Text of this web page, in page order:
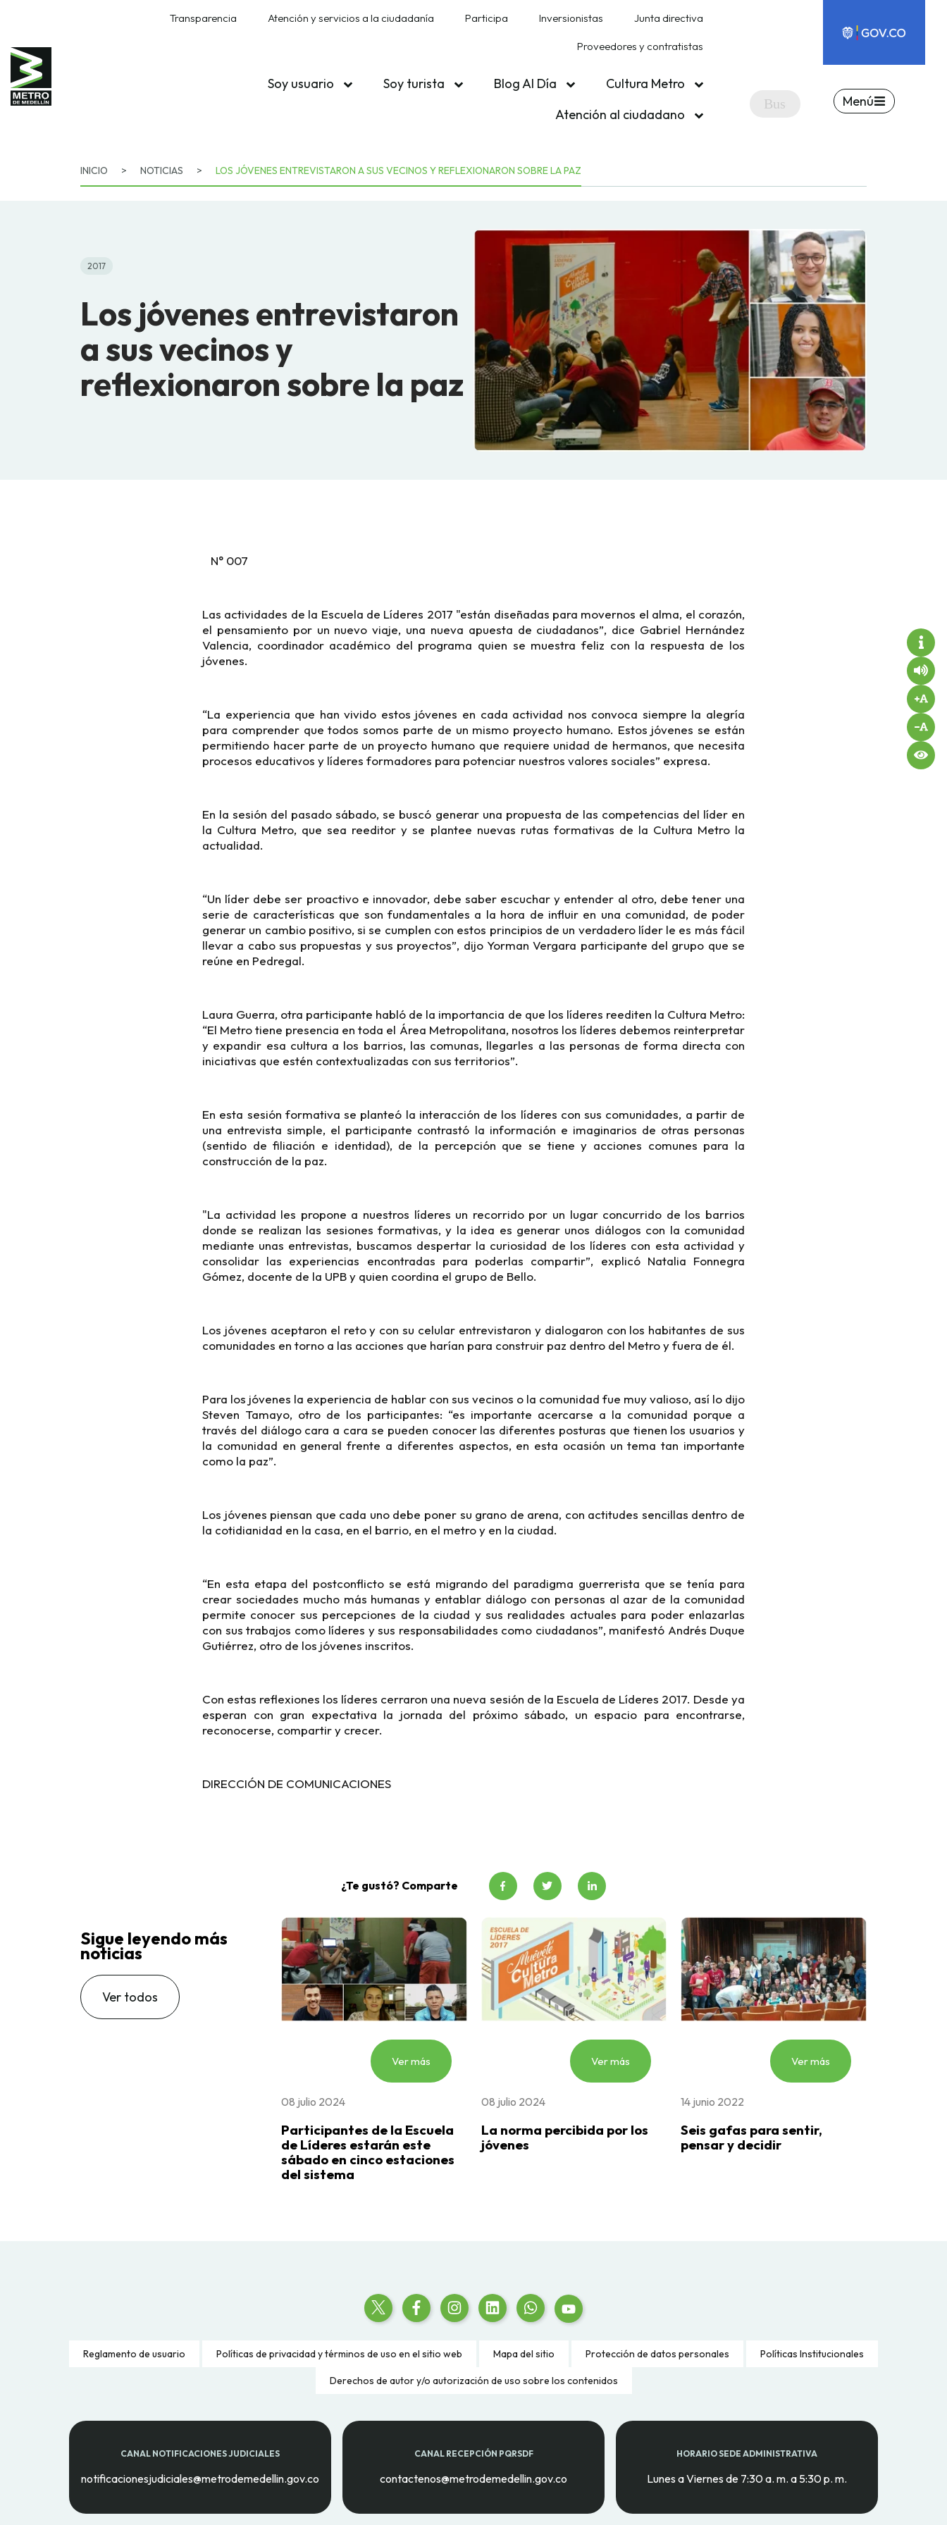
Transparencia Atención y servicios a la ciudadanía Participa Inversionistas Junta directiva
Proveedores y contratistas
Soy usuario Soy turista Blog Al Día
Cultura Metro
Atención al ciudadano
Menú
INICIO > NOTICIAS > LOS JÓVENES ENTREVISTARON A SUS VECINOS Y REFLEXIONARON SOBRE LA PAZ
2017
Los jóvenes entrevistaron
a sus vecinos y
reflexionaron sobre la paz
N° 007
Las actividades de la Escuela de Líderes 2017 "están diseñadas para movernos el alma, el corazón,
el pensamiento por un nuevo viaje, una nueva apuesta de ciudadanos”, dice Gabriel Hernández
Valencia, coordinador académico del programa quien se muestra feliz con la respuesta de los
jóvenes.
“La experiencia que han vivido estos jóvenes en cada actividad nos convoca siempre la alegría
para comprender que todos somos parte de un mismo proyecto humano. Estos jóvenes se están
permitiendo hacer parte de un proyecto humano que requiere unidad de hermanos, que necesita
procesos educativos y líderes formadores para potenciar nuestros valores sociales” expresa.
En la sesión del pasado sábado, se buscó generar una propuesta de las competencias del líder en
la Cultura Metro, que sea reeditor y se plantee nuevas rutas formativas de la Cultura Metro la
actualidad.
“Un líder debe ser proactivo e innovador, debe saber escuchar y entender al otro, debe tener una
serie de características que son fundamentales a la hora de influir en una comunidad, de poder
generar un cambio positivo, si se cumplen con estos principios de un verdadero líder le es más fácil
llevar a cabo sus propuestas y sus proyectos”, dijo Yorman Vergara participante del grupo que se
reúne en Pedregal.
Laura Guerra, otra participante habló de la importancia de que los líderes reediten la Cultura Metro:
“El Metro tiene presencia en toda el Área Metropolitana, nosotros los líderes debemos reinterpretar
y expandir esa cultura a los barrios, las comunas, llegarles a las personas de forma directa con
iniciativas que estén contextualizadas con sus territorios”.
En esta sesión formativa se planteó la interacción de los líderes con sus comunidades, a partir de
una entrevista simple, el participante contrastó la información e imaginarios de otras personas
(sentido de filiación e identidad), de la percepción que se tiene y acciones comunes para la
construcción de la paz.
"La actividad les propone a nuestros líderes un recorrido por un lugar concurrido de los barrios
donde se realizan las sesiones formativas, y la idea es generar unos diálogos con la comunidad
mediante unas entrevistas, buscamos despertar la curiosidad de los líderes con esta actividad y
consolidar las experiencias encontradas para poderlas compartir”, explicó Natalia Fonnegra
Gómez, docente de la UPB y quien coordina el grupo de Bello.
Los jóvenes aceptaron el reto y con su celular entrevistaron y dialogaron con los habitantes de sus
comunidades en torno a las acciones que harían para construir paz dentro del Metro y fuera de él.
Para los jóvenes la experiencia de hablar con sus vecinos o la comunidad fue muy valioso, así lo dijo
Steven Tamayo, otro de los participantes: “es importante acercarse a la comunidad porque a
través del diálogo cara a cara se pueden conocer las diferentes posturas que tienen los usuarios y
la comunidad en general frente a diferentes aspectos, en esta ocasión un tema tan importante
como la paz”.
Los jóvenes piensan que cada uno debe poner su grano de arena, con actitudes sencillas dentro de
la cotidianidad en la casa, en el barrio, en el metro y en la ciudad.
“En esta etapa del postconflicto se está migrando del paradigma guerrerista que se tenía para
crear sociedades mucho más humanas y entablar diálogo con personas al azar de la comunidad
permite conocer sus percepciones de la ciudad y sus realidades actuales para poder enlazarlas
con sus trabajos como líderes y sus responsabilidades como ciudadanos”, manifestó Andrés Duque
Gutiérrez, otro de los jóvenes inscritos.
Con estas reflexiones los líderes cerraron una nueva sesión de la Escuela de Líderes 2017. Desde ya
esperan con gran expectativa la jornada del próximo sábado, un espacio para encontrarse,
reconocerse, compartir y crecer.
DIRECCIÓN DE COMUNICACIONES
¿Te gustó? Comparte
Sigue leyendo más
noticias
Ver todos
Ver más
08 julio 2024
Participantes de la Escuela
de Líderes estarán este
sábado en cinco estaciones
del sistema
Ver más
08 julio 2024
La norma percibida por los
jóvenes
Ver más
14 junio 2022
Seis gafas para sentir,
pensar y decidir
Reglamento de usuario Políticas de privacidad y términos de uso en el sitio web Mapa del sitio Protección de datos personales Políticas Institucionales
Derechos de autor y/o autorización de uso sobre los contenidos
CANAL NOTIFICACIONES JUDICIALES
notificacionesjudiciales@metrodemedellin.gov.co
CANAL RECEPCIÓN PQRSDF
contactenos@metrodemedellin.gov.co
HORARIO SEDE ADMINISTRATIVA
Lunes a Viernes de 7:30 a. m. a 5:30 p. m.